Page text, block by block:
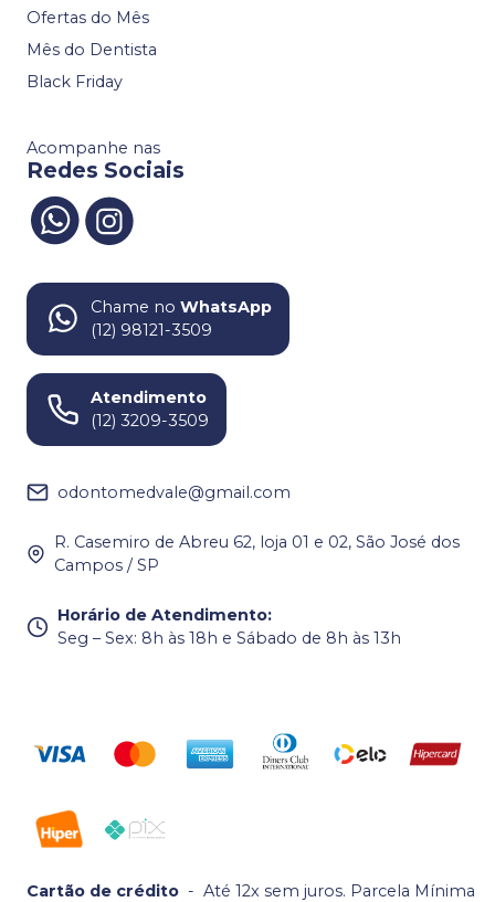
Ofertas do Mês
Mês do Dentista
Black Friday
Acompanhe nas
Redes Sociais
Chame no WhatsApp
(12) 98121-3509
Atendimento
(12) 3209-3509
odontomedvale@gmail.com
R. Casemiro de Abreu 62, loja 01 e 02, São José dos
Campos / SP
Horário de Atendimento:
Seg – Sex: 8h às 18h e Sábado de 8h às 13h
Cartão de crédito - Até 12x sem juros. Parcela Mínima